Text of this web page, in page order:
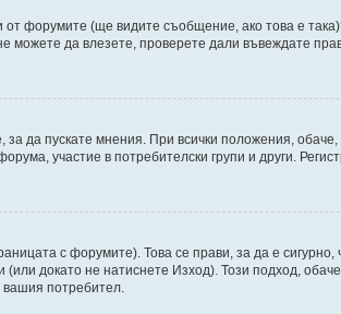
форумите (ще видите съобщение, ако това е
можете да влезете, проверете дали въвеждате
да пускате мнения. При всички положения,
участие в потребителски групи и други.
с форумите). Това се прави, за да е
докато не натиснете Изход). Този подход,
потребител.